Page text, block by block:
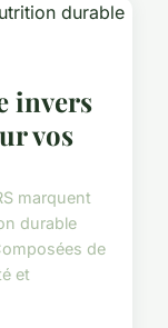
invers
vos
marquent
durable
de
et